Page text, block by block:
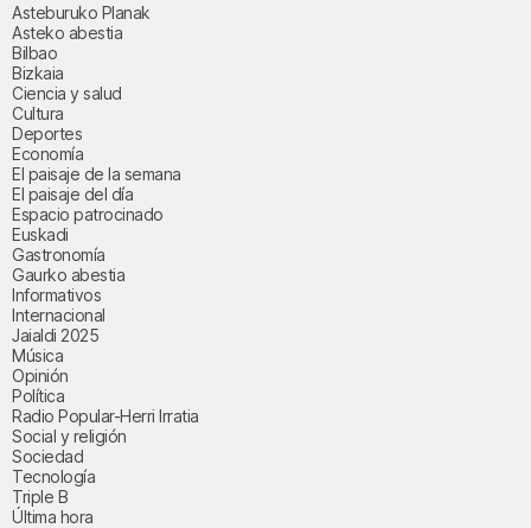
Asteburuko Planak
Asteko abestia
Bilbao
Bizkaia
Ciencia y salud
Cultura
Deportes
Economía
El paisaje de la semana
El paisaje del día
Espacio patrocinado
Euskadi
Gastronomía
Gaurko abestia
Informativos
Internacional
Jaialdi 2025
Música
Opinión
Política
Radio Popular-Herri Irratia
Social y religión
Sociedad
Tecnología
Triple B
Última hora